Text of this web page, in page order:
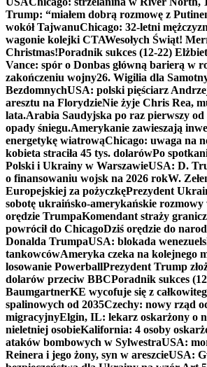
Trump: “miałem dobrą rozmowę z
wokół TajwanuChicago: 32-letni
wagonie kolejki CTAWesołych Świąt!
Christmas!Poradnik sukces (12-22)
Vance: spór o Donbas główną barierą w
zakończeniu wojny26. Wigilia dla
BezdomnychUSA: polski pięściarz
aresztu na FlorydzieNie żyje Chris Rea,
lata.Arabia Saudyjska po raz pierwszy od
opady śniegu.Amerykanie zawieszają
energetykę wiatrowąChicago: uwaga na
kobieta straciła 45 tys. dolarówPo
Polski i Ukrainy w WarszawieUSA: D.
o finansowaniu wojsk na 2026 rokW.
Europejskiej za pożyczkęPrezydent
sobotę ukraińsko-amerykańskie rozmowy
orędzie TrumpaKomendant straży
powrócił do ChicagoDziś orędzie do
Donalda TrumpaUSA: blokada
tankowcówAmeryka czeka na kolejnego
losowanie PowerballPrezydent Trump
dolarów przeciw BBCPoradnik sukces
BaumgartnerKE wycofuje się z
spalinowych od 2035Czechy: nowy rząd
migracyjnyElgin, IL: lekarz oskarżony o
nieletniej osobieKalifornia: 4 osoby
ataków bombowych w SylwestraUSA:
Reinera i jego żony, syn w areszcieUSA: